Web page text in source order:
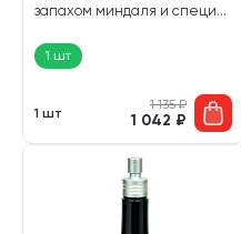
запахом миндаля и специй
1 шт
1 шт
1 135₽
1 042 ₽